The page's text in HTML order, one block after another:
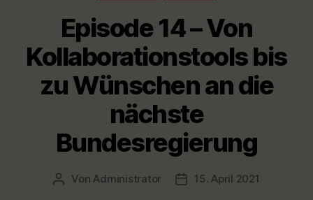
Episode 14 – Von
Kollaborationstools bis
zu Wünschen an die
nächste
Bundesregierung
Beitragsautor
Von Administrator Veröffentlichungsdatum
15. April 2021